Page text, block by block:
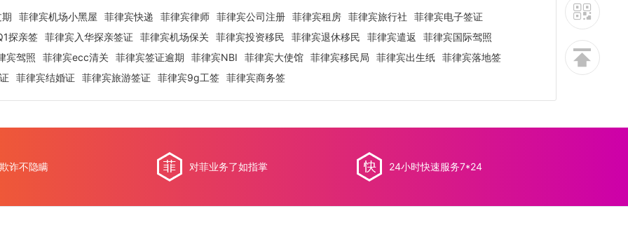
菲律宾机场小黑屋 菲律宾快递 菲律宾律师 菲律宾公司注册 菲律宾租房 菲律宾旅行社
菲律宾电子签证
探亲签 菲律宾入华探亲签证 菲律宾机场保关 菲律宾投资移民 菲律宾退休移民 菲律宾遣返
菲律宾国际驾照
宾驾照
菲律宾ecc清关 菲律宾签证逾期 菲律宾NBI 菲律宾大使馆 菲律宾移民局 菲律宾出生纸 菲律宾落地签
菲律宾结婚证 菲律宾旅游签证 菲律宾9g工签 菲律宾商务签
诈不隐瞒 对菲业务了如指掌 24小时快速服务7*24